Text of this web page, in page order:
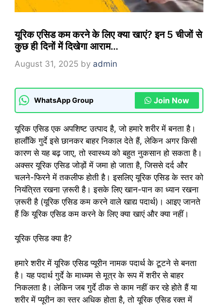
यूरिक एसिड कम करने के लिए क्या खाएं? इन 5 चीजों से
कुछ ही दिनों में दिखेगा आराम…
August 31, 2025 by admin
WhatsApp Group Join Now
यूरिक एसिड एक अपशिष्ट उत्पाद है, जो हमारे शरीर में बनता है।
हालाँकि गुर्दे इसे छानकर बाहर निकाल देते हैं, लेकिन अगर किसी
कारण से यह बढ़ जाए, तो स्वास्थ्य को बहुत नुकसान हो सकता है।
अक्सर यूरिक एसिड जोड़ों में जमा हो जाता है, जिससे दर्द और
चलने-फिरने में तकलीफ होती है। इसलिए यूरिक एसिड के स्तर को
नियंत्रित रखना ज़रूरी है। इसके लिए खान-पान का ध्यान रखना
ज़रूरी है (यूरिक एसिड कम करने वाले खाद्य पदार्थ)। आइए जानते
हैं कि यूरिक एसिड कम करने के लिए क्या खाएं और क्या नहीं।
यूरिक एसिड क्या है?
हमारे शरीर में यूरिक एसिड प्यूरीन नामक पदार्थ के टूटने से बनता
है। यह पदार्थ गुर्दे के माध्यम से मूत्र के रूप में शरीर से बाहर
निकलता है। लेकिन जब गुर्दे ठीक से काम नहीं कर रहे होते हैं या
शरीर में प्यूरीन का स्तर अधिक होता है, तो यूरिक एसिड रक्त में